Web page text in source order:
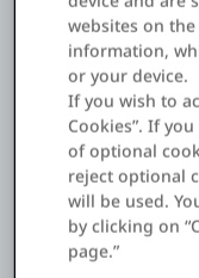
erstellen
Unternehmen
websites on
information,
or your device.
If you wish to
Cookies”. If
of optional
reject optional
will be used.
by clicking on
page.”